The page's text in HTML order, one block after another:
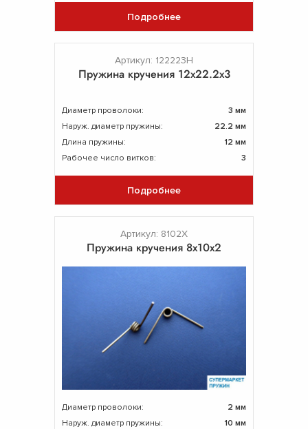
Подробнее
Артикул: 122223Н
Пружина кручения 12х22.2х3
Диаметр проволоки:
3 мм
Наруж. диаметр пружины:
22.2 мм
Длина пружины:
12 мм
Рабочее число витков:
3
Подробнее
Артикул: 8102Х
Пружина кручения 8х10х2
Диаметр проволоки:
2 мм
Наруж. диаметр пружины:
10 мм